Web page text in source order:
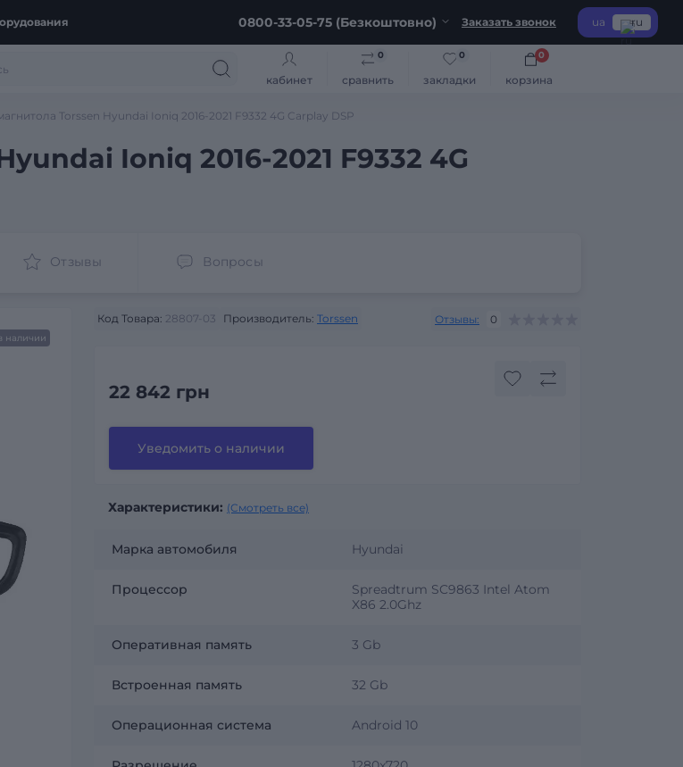
0800-33-05-75 (Безкоштовно) Заказать звонок ua ru
кабинет сравнить
0
закладки
0
корзина
0
Torssen Hyundai Ioniq 2016-2021 F9332 4G Carplay DSP
Ioniq 2016-2021 F9332 4G
Отзывы Вопросы
наличии
Код Товара: 28807-03 Производитель: Torssen Отзывы: 0
22 842 грн
Уведомить о наличии
Характеристики: (Смотреть все)
Марка автомобиля Hyundai
Процессор
Spreadtrum SC9863 Intel Atom
X86 2.0Ghz
Оперативная память 3 Gb
Встроенная память 32 Gb
Операционная система Android 10